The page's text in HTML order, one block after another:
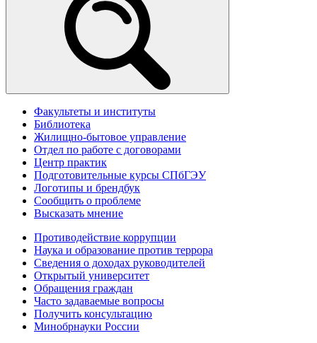
Факультеты и институты
Библиотека
Жилищно-бытовое управление
Отдел по работе с договорами
Центр практик
Подготовительные курсы СПбГЭУ
Логотипы и брендбук
Сообщить о проблеме
Высказать мнение
Противодействие коррупции
Наука и образование против террора
Сведения о доходах руководителей
Открытый университет
Обращения граждан
Часто задаваемые вопросы
Получить консультацию
Минобрнауки России